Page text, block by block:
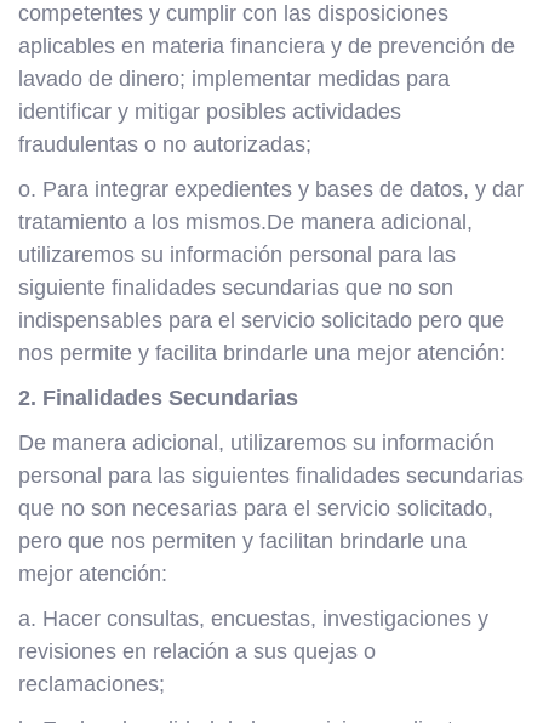
competentes y cumplir con las disposiciones
aplicables en materia financiera y de prevención de
lavado de dinero; implementar medidas para
identificar y mitigar posibles actividades
fraudulentas o no autorizadas;
o. Para integrar expedientes y bases de datos, y dar
tratamiento a los mismos.De manera adicional,
utilizaremos su información personal para las
siguiente finalidades secundarias que no son
indispensables para el servicio solicitado pero que
nos permite y facilita brindarle una mejor atención:
2. Finalidades Secundarias
De manera adicional, utilizaremos su información
personal para las siguientes finalidades secundarias
que no son necesarias para el servicio solicitado,
pero que nos permiten y facilitan brindarle una
mejor atención:
a. Hacer consultas, encuestas, investigaciones y
revisiones en relación a sus quejas o
reclamaciones;